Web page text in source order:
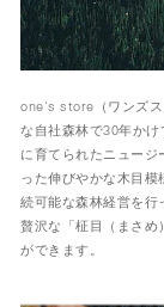
one's store（ワンズス
な自社森林で30年か
に育てられたニュー
った伸びやかな木目
続可能な森林経営を行
贅沢な「柾目（まさめ
ができます。